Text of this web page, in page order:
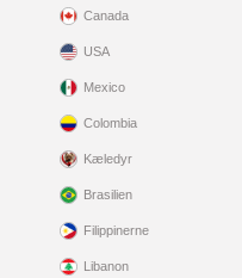
Canada
USA
Mexico
Colombia
Kæledyr
Brasilien
Filippinerne
Libanon